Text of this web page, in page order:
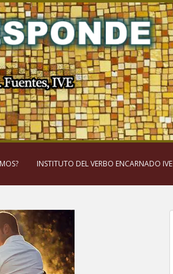
INSTITUTO DEL VERBO ENCARNADO IVE